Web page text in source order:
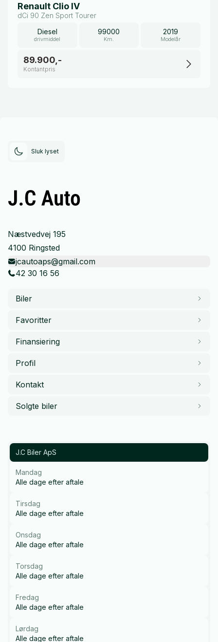
Renault Clio IV
dCi 90 Zen Sport Tourer
Diesel
drivmiddel
99000
Km.
2019
Modelår
89.900,-
Kontantpris
Sluk lyset
Næstvedvej 195
4100 Ringsted
jcautoaps@gmail.com
42 30 16 56
Biler
Favoritter
Finansiering
Profil
Kontakt
Solgte biler
J.C Biler ApS
Mandag
Alle dage efter aftale
Tirsdag
Alle dage efter aftale
Onsdag
Alle dage efter aftale
Torsdag
Alle dage efter aftale
Fredag
Alle dage efter aftale
Lørdag
Alle dage efter aftale